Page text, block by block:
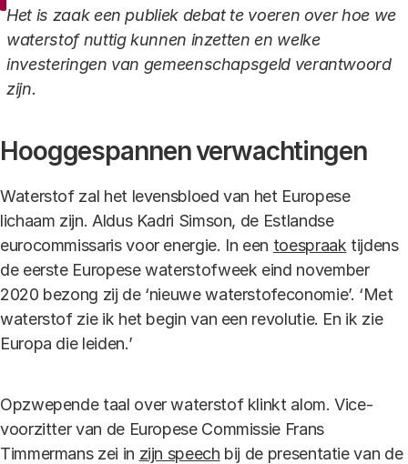
Het is zaak een publiek debat te voeren over hoe we
waterstof nuttig kunnen inzetten en welke
investeringen van gemeenschapsgeld verantwoord
zijn.
Hooggespannen verwachtingen
Waterstof zal het levensbloed van het Europese
lichaam zijn. Aldus Kadri Simson, de Estlandse
eurocommissaris voor energie. In een toespraak tijdens
de eerste Europese waterstofweek eind november
2020 bezong zij de ‘nieuwe waterstofeconomie’. ‘Met
waterstof zie ik het begin van een revolutie. En ik zie
Europa die leiden.’
Opzwepende taal over waterstof klinkt alom. Vice-
voorzitter van de Europese Commissie Frans
Timmermans zei in zijn speech bij de presentatie van de